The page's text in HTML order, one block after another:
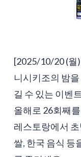
[2025/10/20 (월
니시키조의 밤
길 수 있는 이벤
올해로 26회째
레스토랑에서
쌀, 한국 음식 등